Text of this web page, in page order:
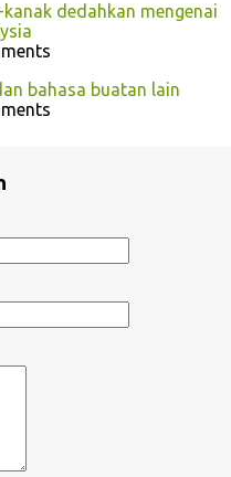
dedahkan mengenai
bahasa buatan lain